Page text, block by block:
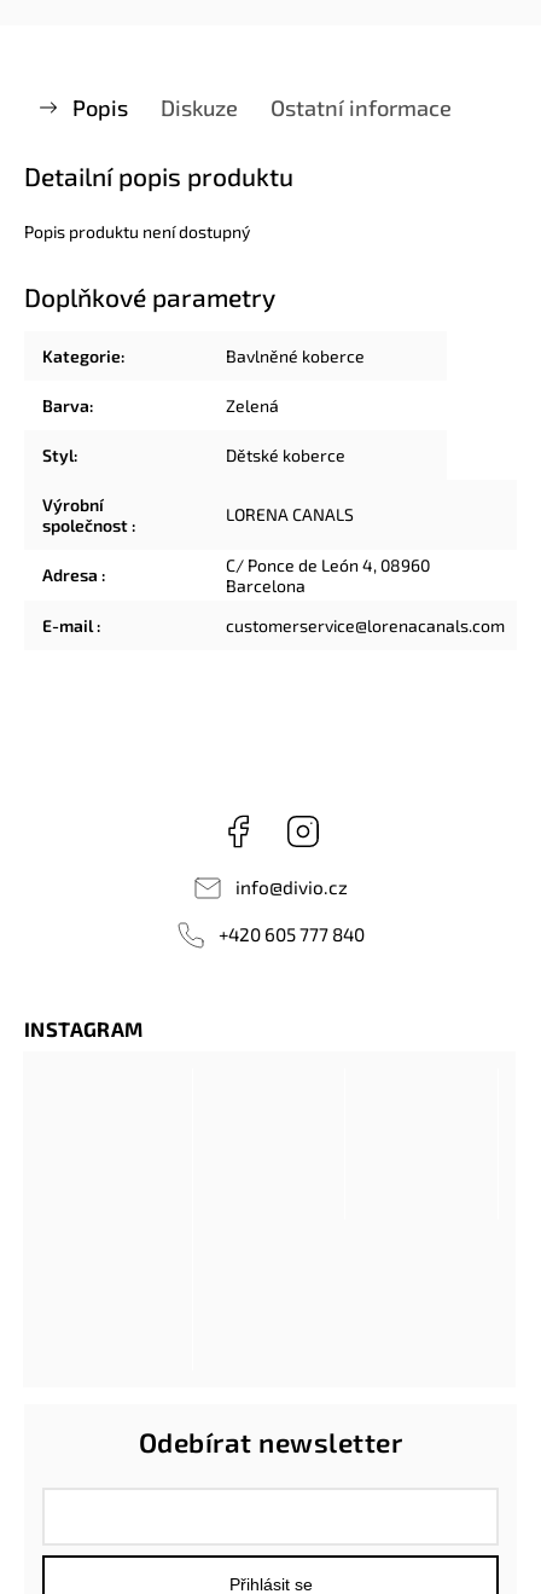
Popis Diskuze Ostatní informace
Detailní popis produktu
Popis produktu není dostupný
Doplňkové parametry
Kategorie: Bavlněné koberce
Barva: Zelená
Styl: Dětské koberce
Výrobní
společnost:
LORENA CANALS
Adresa :
C/ Ponce de León 4, 08960
Barcelona
E-mail: customerservice@lorenacanals.com
Facebook
info@divio.cz
+420 605 777 840
INSTAGRAM
Odebírat newsletter
Přihlásit se